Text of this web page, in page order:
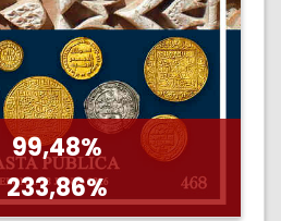
99,48%
233,86%